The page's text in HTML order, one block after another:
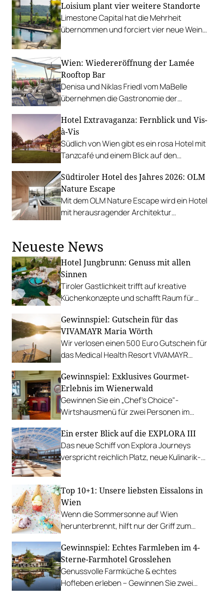
Loisium plant vier weitere Standorte
Limestone Capital hat die Mehrheit
übernommen und forciert vier neue Wein-
Wien: Wiedereröffnung der Lamée
Rooftop Bar
Denisa und Niklas Friedl vom MaBelle
übernehmen die Gastronomie der
Hotel Extravaganza: Fernblick und Vis-
à-Vis
Südlich von Wien gibt es ein rosa Hotel mit
Tanzcafé und einem Blick auf den
weiteren Betrieb erweitert wurde.
Südtiroler Hotel des Jahres 2026: OLM
Nature Escape
Mit dem OLM Nature Escape wird ein Hotel
mit herausragender Architektur
Neueste News
Hotel Jungbrunn: Genuss mit allen
Sinnen
Tiroler Gastlichkeit trifft auf kreative
Küchenkonzepte und schafft Raum für
Gewinnen Sie eine Auszeit in Tannheim.
Gewinnspiel: Gutschein für das
VIVAMAYR Maria Wörth
Wir verlosen einen 500 Euro Gutschein für
das Medical Health Resort VIVAMAYR
Gewinnspiel: Exklusives Gourmet-
Erlebnis im Wienerwald
Gewinnen Sie ein „Chef's Choice"-
Wirtshausmenü für zwei Personen im
Gumpoldskirchen.
Ein erster Blick auf die EXPLORA III
Das neue Schiff von Explora Journeys
verspricht reichlich Platz, neue Kulinarik-
Top 10+1: Unsere liebsten Eissalons in
Wien
Wenn die Sommersonne auf Wien
herunterbrennt, hilft nur der Griff zum
uns am liebsten ab.
Gewinnspiel: Echtes Farmleben im 4-
Sterne-Farmhotel Grosslehen
Genussvolle Farmküche & echtes
Hofleben erleben – Gewinnen Sie zwei